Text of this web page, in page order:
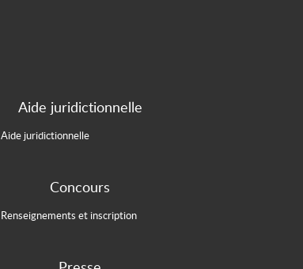
Aide juridictionnelle
Aide juridictionnelle
Concours
Renseignements et inscription